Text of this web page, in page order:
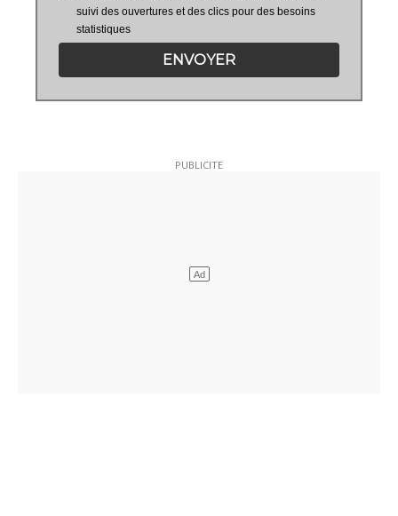
suivi des ouvertures et des clics pour des besoins
statistiques
ENVOYER